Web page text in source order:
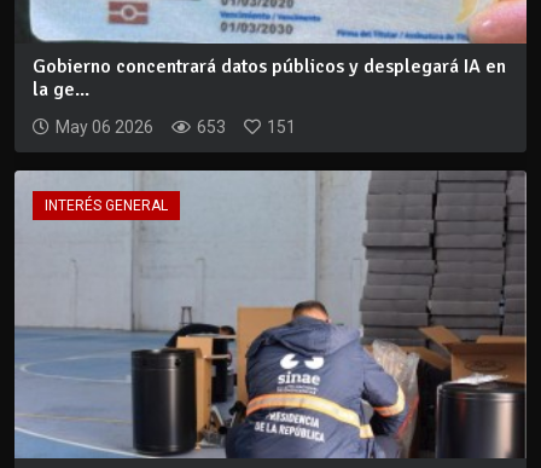
Gobierno concentrará datos públicos y desplegará IA en
la ge...
May 06 2026 653 151
INTERÉS GENERAL